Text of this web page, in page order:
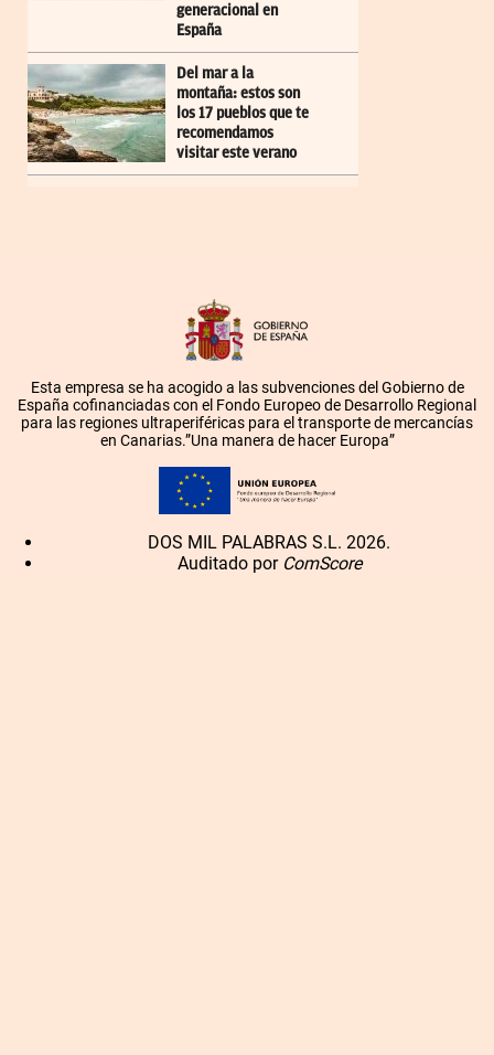
generacional en
España
Del mar a la
montaña: estos son
los 17 pueblos que te
recomendamos
visitar este verano
Esta empresa se ha acogido a las subvenciones del Gobierno de
España cofinanciadas con el Fondo Europeo de Desarrollo Regional
para las regiones ultraperiféricas para el transporte de mercancías
en Canarias.”Una manera de hacer Europa”
DOS MIL PALABRAS S.L. 2026.
Auditado por ComScore